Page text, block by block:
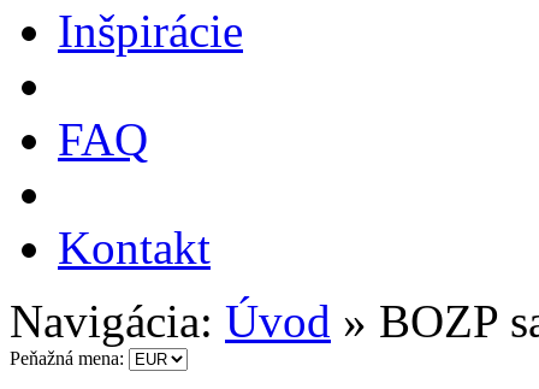
Inšpirácie
FAQ
Kontakt
Navigácia: Úvod » BOZP
Peňažná mena: